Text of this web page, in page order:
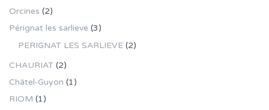
Orcines (2)
Pérignat les sarlieve (3)
PERIGNAT LES SARLIEVE (2)
CHAURIAT (2)
Châtel-Guyon (1)
RIOM (1)